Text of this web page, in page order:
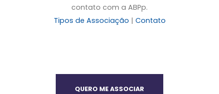
contato com a ABPp.
Tipos de Associação | Contato
QUERO ME ASSOCIAR